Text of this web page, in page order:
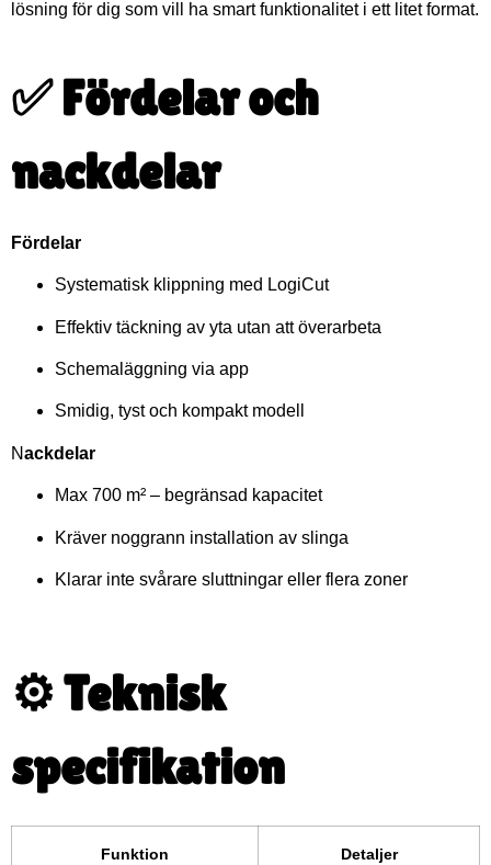
lösning för dig som vill ha smart funktionalitet i ett litet format.
✅ Fördelar och
nackdelar
Fördelar
Systematisk klippning med LogiCut
Effektiv täckning av yta utan att överarbeta
Schemaläggning via app
Smidig, tyst och kompakt modell
Nackdelar
Max 700 m² – begränsad kapacitet
Kräver noggrann installation av slinga
Klarar inte svårare sluttningar eller flera zoner
⚙️ Teknisk
specifikation
Funktion Detaljer